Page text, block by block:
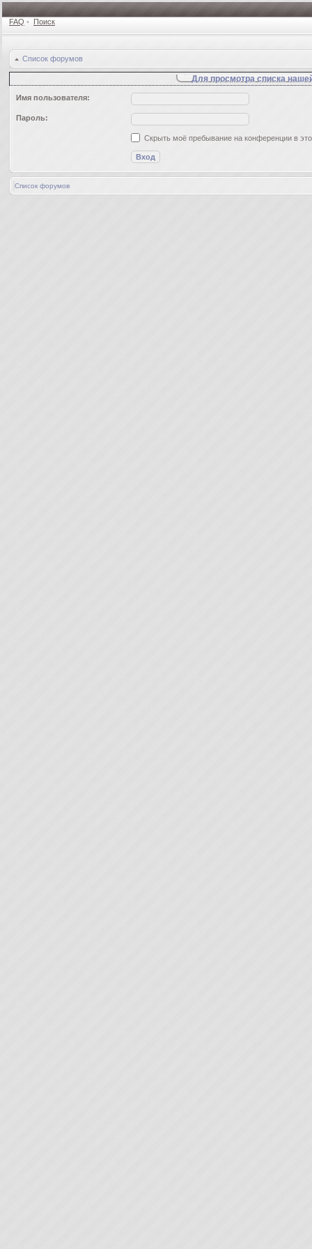
FAQ • Поиск
Список форумов
Для просмотра списка
Имя пользователя:
Пароль:
Скрыть моё пребывание на конференции в
Список форумов